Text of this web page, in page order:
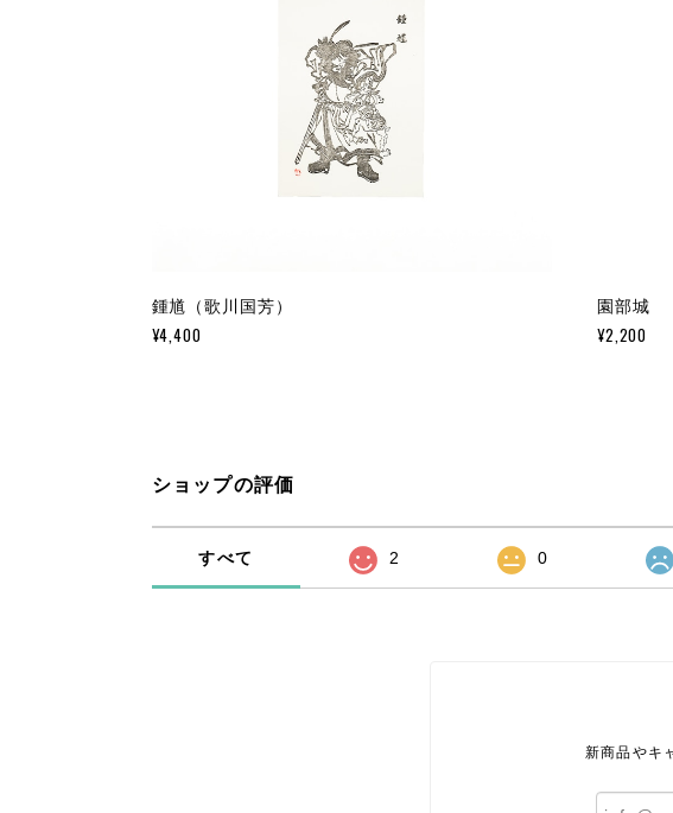
鍾馗（歌川国芳）
¥4,400
園部城
¥2,200
ショップの評価
すべて 2 0
新商品やキ